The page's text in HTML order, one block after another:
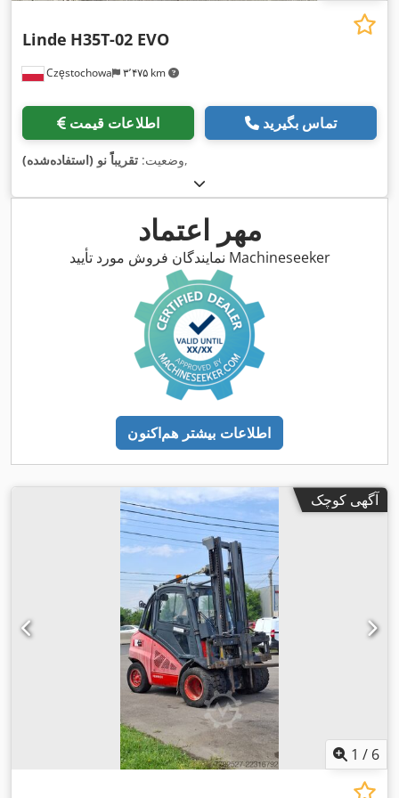
Częstochowa ۳٬۴۷۵ km
Linde H35T-02 EVO
اطلاعات قیمت تماس بگیرید
وضعیت: تقریباً نو (استفاده‌شده) ,
مهر اعتماد
نمایندگان فروش مورد تأیید Machineseeker
اطلاعات بیشتر هم‌اکنون
آگهی کوچک
1 / 6